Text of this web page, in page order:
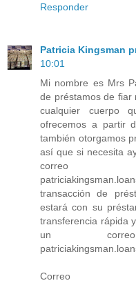
Responder
Patricia Kingsman
10:01
Mi nombre es Mrs
de préstamos de fiar
cualquier cuerpo
ofrecemos a partir
también otorgamos
así que si necesita
correo
transacción de
estará con su
transferencia rápida
un